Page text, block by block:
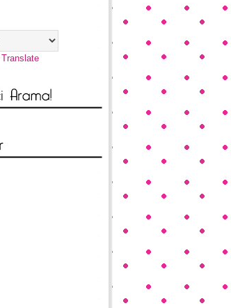
Translate